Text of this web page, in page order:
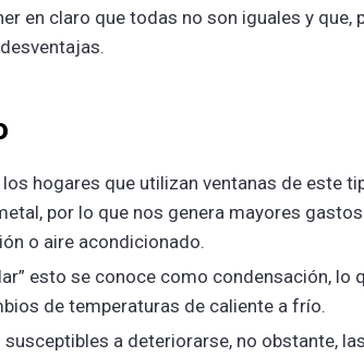
en claro que todas no son iguales y que,
hogares que utilizan ventanas de este
por lo que nos genera mayores
o aire acondicionado.
esto se conoce como condensación, lo
de temperaturas de caliente a frío.
a deteriorarse, no obstante,